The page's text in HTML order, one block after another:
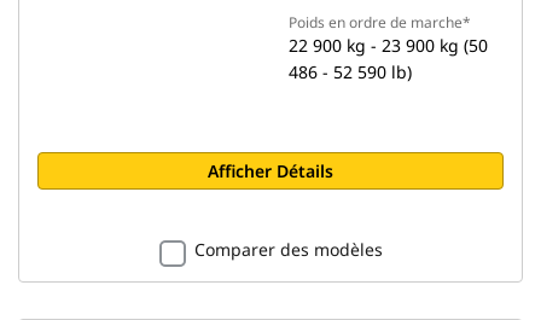
Poids en ordre de marche*
22 900 kg - 23 900 kg (50
486 - 52 590 lb)
Afficher Détails
Comparer des modèles